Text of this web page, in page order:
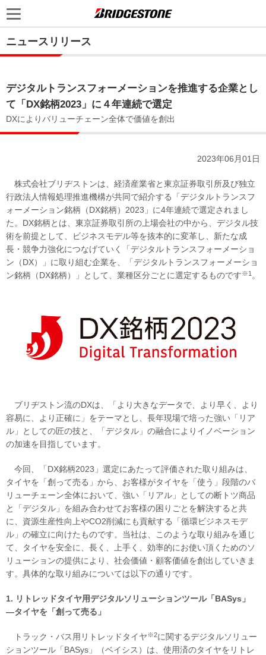
ニュースリリース
デジタルトランスフォーメーションを推進する企業とし
て「DX銘柄2023」に４年連続で選定
DXによりバリューチェーン全体で価値を創出
2023年06月01日
株式会社ブリヂストンは、経済産業省と東京証券取引所及び独立
行政法人情報処理推進機構が共同で紹介する「デジタルトランスフ
ォーメーション銘柄（DX銘柄）2023」に4年連続で選定されまし
た。DX銘柄とは、東京証券取引所の上場会社の中から、デジタル技
術を前提として、ビジネスモデル等を抜本的に変革し、新たな成
長・競争力強化につなげていく「デジタルトランスフォーメーショ
ン（DX）」に取り組む企業を、「デジタルトランスフォーメーショ
ン銘柄（DX銘柄）」として、業種区分ごとに選定するものです※1 。
ブリヂストン流のDXは、「より大きなデータで、より早く、より
容易に、より正確に」をテーマとし、長年現場で培った強い「リア
ル」としての匠の技と、「デジタル」の融合によりイノベーション
の加速を目指しています。
今回、「DX銘柄2023」選定にあたって評価された取り組みは、
タイヤを「創って売る」から、お客様がタイヤを「使う」段階のバ
リューチェーン全体において、強い「リアル」としての断トツ商品
と「デジタル」を組み合わせてお客様の困りごとを解決すると共
に、資源生産性向上やCO2削減にも貢献する「循環ビジネスモデ
ル」の確立に向けたものです。当社は、このような取り組みを通じ
て、タイヤを安全に、長く、上手く、効率的にお使い頂くためのソ
リューションの提供により、社会価値・顧客価値を創出していきま
す。具体的な取り組みについては以下の通りです。
1. リトレッドタイヤ用デジタルソリューションツール「BASys」
―タイヤを「創って売る」
トラック・バス用リトレッドタイヤ※2に関するデジタルソリュー
ションツール「BASys」（ベイシス）は、使用済のタイヤをリトレ